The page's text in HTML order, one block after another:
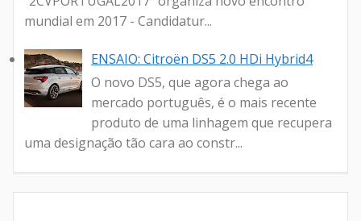
mundial em 2017 - Candidatur...
ENSAIO: Citroën DS5 2.0 HDi Hybrid4
O novo DS5, que agora chega ao
mercado português, é o mais recente
produto de uma linhagem que recupera
uma designação tão cara ao constr...